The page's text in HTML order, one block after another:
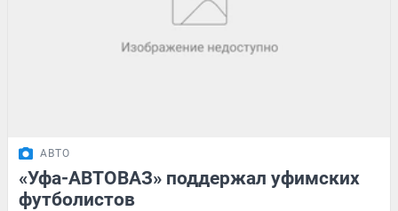
АВТО
«Уфа-АВТОВАЗ» поддержал уфимских
футболистов